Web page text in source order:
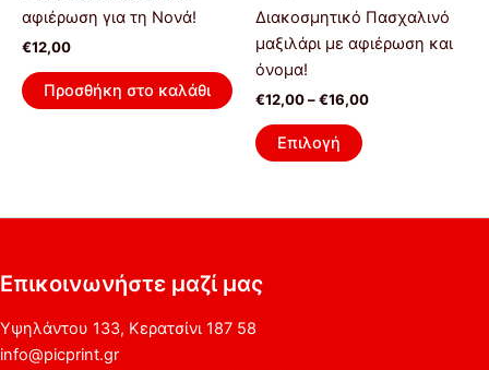
αφιέρωση για τη Νονά!
€12,00
Προσθήκη στο καλάθι
Διακοσμητικό Πασχαλινό
μαξιλάρι με αφιέρωση και
όνομα!
€12,00–€16,00
Επιλογή
πολλαπλές
παραλλαγές.
Οι
μπορούν
να
σελίδα
Επικοινωνήστε μαζί μας
Υψηλάντου 133, Κερατσίνι 187 58
info@picprint.gr